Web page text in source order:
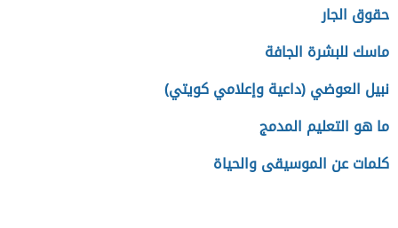
حقوق الجار
ماسك للبشرة الجافة
نبيل العوضي (داعية وإعلامي كويتي)
ما هو التعليم المدمج
كلمات عن الموسيقى والحياة